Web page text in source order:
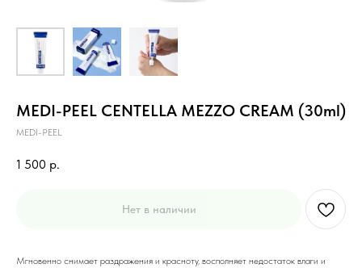
MEDI-PEEL CENTELLA MEZZO CREAM (30ml)
MEDI-PEEL
1 500 р.
Нет в наличии
Мгновенно снимает раздражения и красноту, восполняет недостаток влаги и